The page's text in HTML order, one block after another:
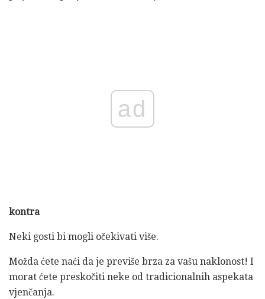
ad
kontra
Neki gosti bi mogli očekivati ​​više.
Možda ćete naći da je previše brza za vašu naklonost! I
morat ćete preskočiti neke od tradicionalnih aspekata
vjenčanja.